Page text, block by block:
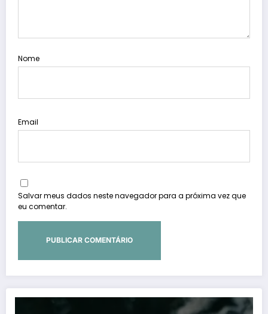
Nome
Email
Salvar meus dados neste navegador para a próxima vez que
eu comentar.